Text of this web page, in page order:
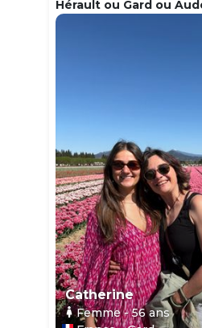
Hérault ou Gard ou
Catherine
Femme- 56ans